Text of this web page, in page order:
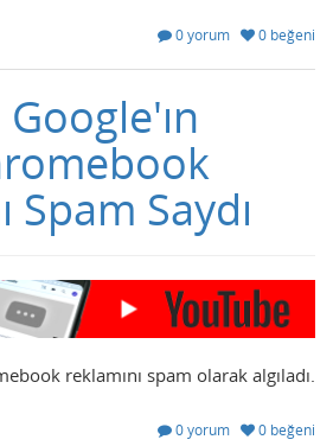
0 yorum
0 beğeni
Spam Saydı
reklamını spam olarak algıladı.
0 yorum
0 beğeni